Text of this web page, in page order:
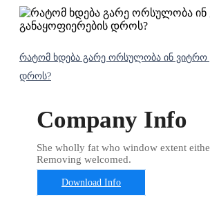
რატომ ხდება გარე ორსულობა ინ ვიტრო
დროს?
Company Info
She wholly fat who window extent
Removing welcomed.
Download Info